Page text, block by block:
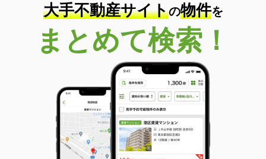
大手不動産サイトの物件を
まとめて検索！